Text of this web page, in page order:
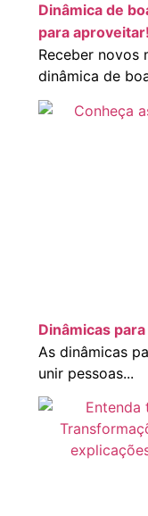
Dinâmica de
para aproveitar!
Receber novos
dinâmica de
Dinâmicas
As dinâmicas
unir pessoas...